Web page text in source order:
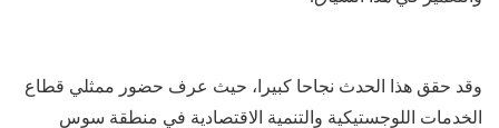
وقد حقق هذا الحدث نجاحا كبيرا، حيث عرف حضور ممثلي قطاع
الخدمات اللوجستيكية والتنمية الاقتصادية في منطقة سوس